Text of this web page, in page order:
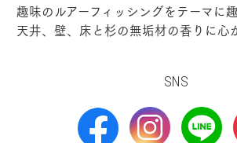
趣味のルアーフィッシングをテーマに
天井、壁、床と杉の無垢材の香りに心
SNS